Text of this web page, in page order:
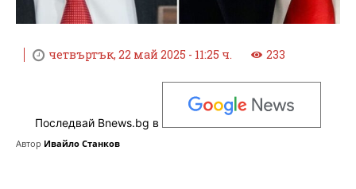
четвъртък, 22 май 2025 - 11:25 ч. 233
Последвай Bnews.bg в
Автор Ивайло Станков